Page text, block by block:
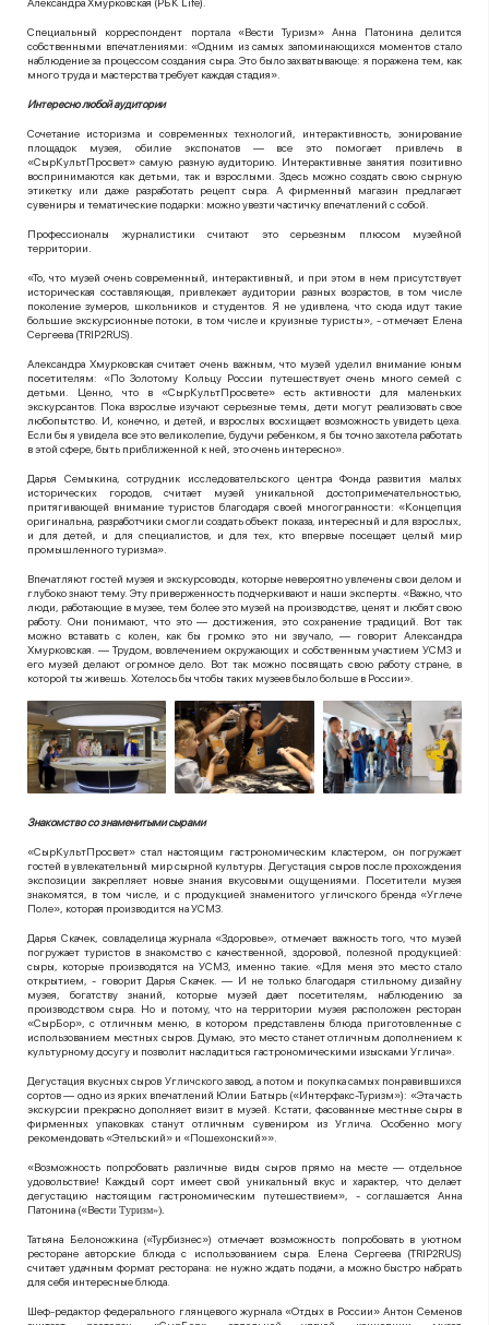
Специальный корреспондент портала «Вести Туризм» Анна Патонина делится
собственными впечатлениями: «Одним из самых запоминающихся моментов стало
наблюдение за процессом создания сыра. Это было захватывающе: я поражена тем, как
много труда и мастерства требует каждая стадия».
Интересно любой аудитории
Сочетание историзма и современных технологий, интерактивность, зонирование
площадок музея, обилие экспонатов — все это помогает привлечь в
«СырКультПросвет» самую разную аудиторию. Интерактивные занятия позитивно
воспринимаются как детьми, так и взрослыми. Здесь можно создать свою сырную
этикетку или даже разработать рецепт сыра. А фирменный магазин предлагает
сувениры и тематические подарки: можно увезти частичку впечатлений с собой.
Профессионалы журналистики считают это серьезным плюсом музейной
территории.
«То, что музей очень современный, интерактивный, и при этом в нем присутствует
историческая составляющая, привлекает аудитории разных возрастов, в том числе
поколение зумеров, школьников и студентов. Я не удивлена, что сюда идут такие
большие экскурсионные потоки, в том числе и круизные туристы», - отмечает Елена
Сергеева (TRIP2RUS).
Александра Хмурковская считает очень важным, что музей уделил внимание юным
посетителям: «По Золотому Кольцу России путешествует очень много семей с
детьми. Ценно, что в «СырКультПросвете» есть активности для маленьких
экскурсантов. Пока взрослые изучают серьезные темы, дети могут реализовать свое
любопытство. И, конечно, и детей, и взрослых восхищает возможность увидеть цеха.
Если бы я увидела все это великолепие, будучи ребенком, я бы точно захотела работать
в этой сфере, быть приближенной к ней, это очень интересно».
Дарья Семыкина, сотрудник исследовательского центра Фонда развития малых
исторических городов, считает музей уникальной достопримечательностью,
притягивающей внимание туристов благодаря своей многогранности: «Концепция
оригинальна, разработчики смогли создать объект показа, интересный и для взрослых,
и для детей, и для специалистов, и для тех, кто впервые посещает целый мир
промышленного туризма».
Впечатляют гостей музея и экскурсоводы, которые невероятно увлечены свои делом и
глубоко знают тему. Эту приверженность подчеркивают и наши эксперты. «Важно, что
люди, работающие в музее, тем более это музей на производстве, ценят и любят свою
работу. Они понимают, что это — достижения, это сохранение традиций. Вот так
можно вставать с колен, как бы громко это ни звучало, — говорит Александра
Хмурковская. — Трудом, вовлечением окружающих и собственным участием УСМЗ и
его музей делают огромное дело. Вот так можно посвящать свою работу стране, в
которой ты живешь. Хотелось бы чтобы таких музеев было больше в России».
Знакомство со знаменитыми сырами
«СырКультПросвет» стал настоящим гастрономическим кластером, он погружает
гостей в увлекательный мир сырной культуры. Дегустация сыров после прохождения
экспозиции закрепляет новые знания вкусовыми ощущениями. Посетители музея
знакомятся, в том числе, и с продукцией знаменитого угличского бренда «Углече
Поле», которая производится на УСМЗ.
Дарья Скачек, совладелица журнала «Здоровье», отмечает важность того, что музей
погружает туристов в знакомство с качественной, здоровой, полезной продукцией:
сыры, которые производятся на УСМЗ, именно такие. «Для меня это место стало
открытием, - говорит Дарья Скачек. — И не только благодаря стильному дизайну
музея, богатству знаний, которые музей дает посетителям, наблюдению за
производством сыра. Но и потому, что на территории музея расположен ресторан
«СырБор», с отличным меню, в котором представлены блюда приготовленные с
использованием местных сыров. Думаю, это место станет отличным дополнением к
культурному досугу и позволит насладиться гастрономическими изысками Углича».
Дегустация вкусных сыров Угличского завод, а потом и покупка самых понравившихся
сортов — одно из ярких впечатлений Юлии Батырь («Интерфакс-Туризм»): «Эта часть
экскурсии прекрасно дополняет визит в музей. Кстати, фасованные местные сыры в
фирменных упаковках станут отличным сувениром из Углича. Особенно могу
рекомендовать «Этельский» и «Пошехонский»».
«Возможность попробовать различные виды сыров прямо на месте — отдельное
удовольствие! Каждый сорт имеет свой уникальный вкус и характер, что делает
дегустацию настоящим гастрономическим путешествием», - соглашается Анна
Патонина («Вести Туризм»).
Татьяна Белоножкина («Турбизнес») отмечает возможность попробовать в уютном
ресторане авторские блюда с использованием сыра. Елена Сергеева (TRIP2RUS)
считает удачным формат ресторана: не нужно ждать подачи, а можно быстро набрать
для себя интересные блюда.
Шеф-редактор федерального глянцевого журнала «Отдых в России» Антон Семенов